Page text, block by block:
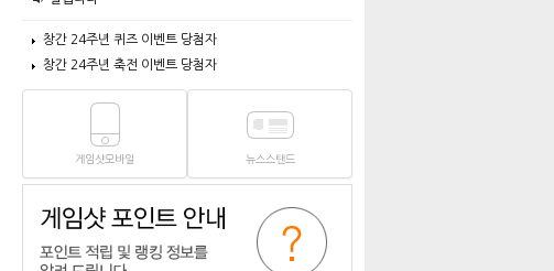
창간 24주년 퀴즈 이벤트 당첨자
창간 24주년 축전 이벤트 당첨자
게임샷모바일 뉴스스탠드